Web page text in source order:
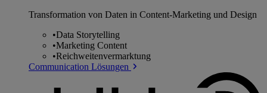
Transformation von Daten in Content-Marketing und Design
•Data Storytelling
•Marketing Content
•Reichweitenvermarktung
Communication Lösungen